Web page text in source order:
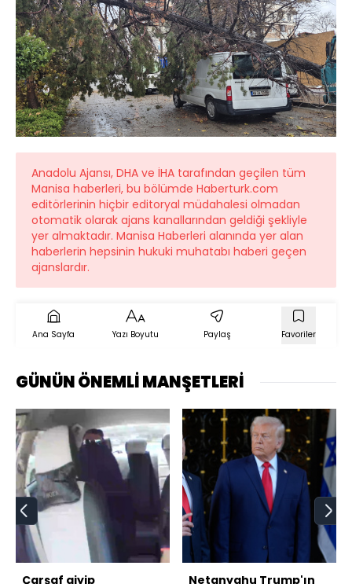
Anadolu Ajansı, DHA ve İHA tarafından geçilen tüm
Manisa haberleri, bu bölümde Haberturk.com
editörlerinin hiçbir editoryal müdahalesi olmadan
otomatik olarak ajans kanallarından geldiği şekliyle
yer almaktadır. Manisa Haberleri alanında yer alan
haberlerin hepsinin hukuki muhatabı haberi geçen
ajanslardır.
Ana Sayfa Yazı Boyutu Paylaş Favoriler
GÜNÜN ÖNEMLİ MANŞETLERİ
Çarşaf giyip Netanyahu Trump'ın